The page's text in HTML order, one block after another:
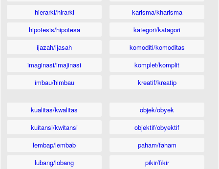
hierarki/hirarki
hipotesis/hipotesa
ijazah/ijasah
imaginasi/imajinasi
imbau/himbau
karisma/kharisma
kategori/katagori
komoditi/komoditas
komplet/komplit
kreatif/kreatip
kualitas/kwalitas
kuitansi/kwitansi
lembap/lembab
lubang/lobang
objek/obyek
objektif/obyektif
paham/faham
pikir/fikir